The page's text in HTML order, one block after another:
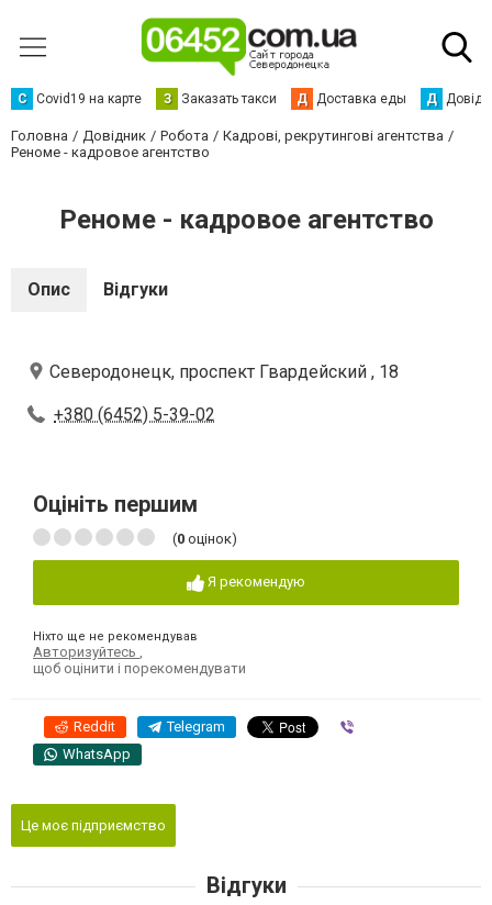
С Сovid19 на карте З Заказать такси Д Доставка еды Д
Головна Довідник Робота
Кадрові, рекрутингові агентства
Реноме - кадровое агентство
Реноме - кадровое агентство
Опис Відгуки
Северодонецк, проспект Гвардейский , 18
+380 (6452) 5-39-02
Оцініть першим
(0 оцінок)
Я рекомендую
Ніхто ще не рекомендував
Авторизуйтесь
щоб оцінити і порекомендувати
Reddit Telegram
WhatsApp
Це моє підприємство
Відгуки